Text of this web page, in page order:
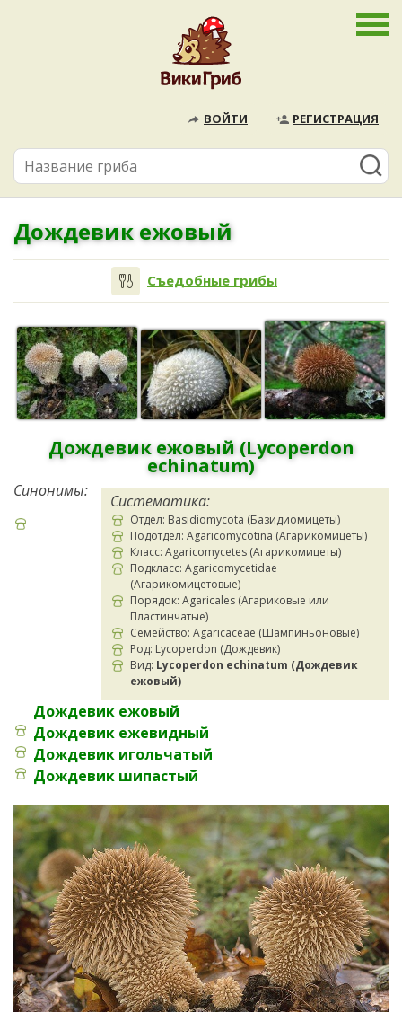
ВОЙТИ РЕГИСТРАЦИЯ
Дождевик ежовый
Съедобные грибы
Дождевик ежовый (Lycoperdon
echinatum)
Систематика:
Отдел: Basidiomycota (Базидиомицеты)
Подотдел: Agaricomycotina (Агарикомицеты)
Класс: Agaricomycetes (Агарикомицеты)
Подкласс: Agaricomycetidae
(Агарикомицетовые)
Порядок: Agaricales (Агариковые или
Пластинчатые)
Семейство: Agaricaceae (Шампиньоновые)
Род: Lycoperdon (Дождевик)
Вид: Lycoperdon echinatum (Дождевик
ежовый)
Синонимы:
Дождевик ежовый
Дождевик ежевидный
Дождевик игольчатый
Дождевик шипастый